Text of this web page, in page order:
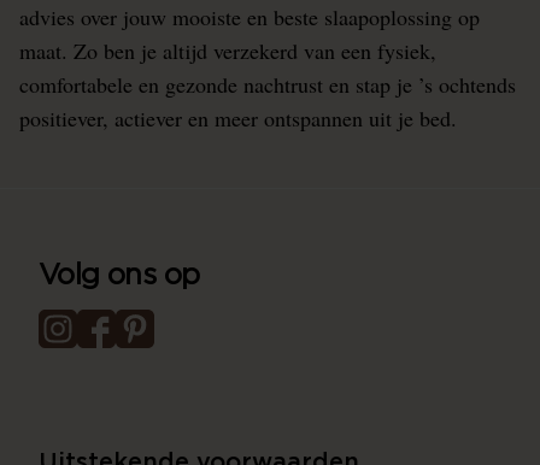
advies over jouw mooiste en beste slaapoplossing op
maat. Zo ben je altijd verzekerd van een fysiek,
comfortabele en gezonde nachtrust en stap je ’s ochtends
positiever, actiever en meer ontspannen uit je bed.
Volg ons op